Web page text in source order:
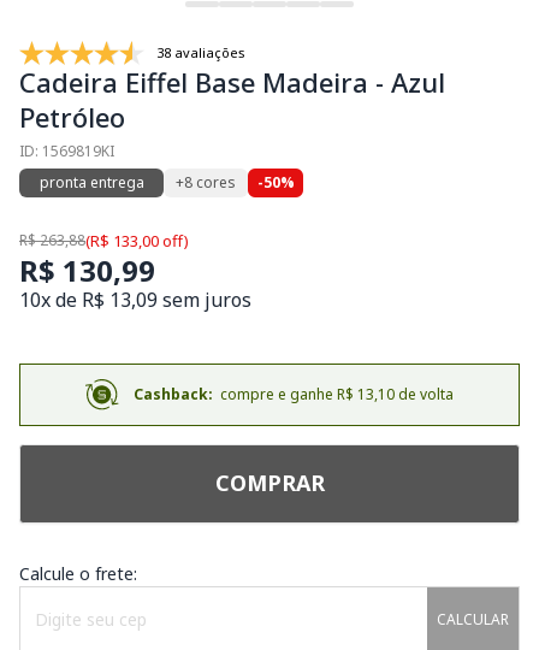
38 avaliações
Cadeira Eiffel Base Madeira - Azul
Petróleo
ID: 1569819KI
pronta entrega
+8 cores -50%
R$ 263,88(R$ 133,00 off)
R$ 130,99
10x de R$ 13,09 sem juros
Cashback: compre e ganhe R$ 13,10 de volta
COMPRAR
Calcule o frete:
CALCULAR